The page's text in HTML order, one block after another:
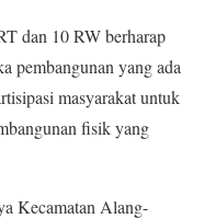
dan 10 RW berharap
pembangunan yang ada
masyarakat untuk
fisik yang
Kecamatan Alang-